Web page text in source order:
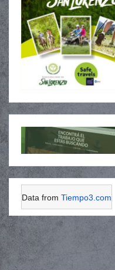
Data from Tiempo3.com